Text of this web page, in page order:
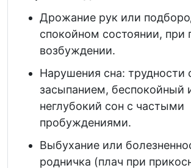
Дрожание рук или
спокойном состоянии, при
возбуждении.
Нарушения сна: трудности
засыпанием, беспокойный
неглубокий сон с частыми
пробуждениями.
Выбухание или
родничка (плач при